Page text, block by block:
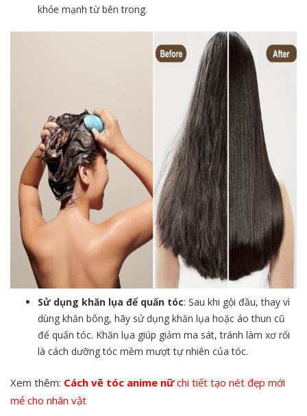
khỏe mạnh từ bên trong.
Sử dụng khăn lụa để quấn tóc: Sau khi gội đầu, thay vì
dùng khăn bông, hãy sử dụng khăn lụa hoặc áo thun cũ
để quấn tóc. Khăn lụa giúp giảm ma sát, tránh làm xơ rối
là cách dưỡng tóc mềm mượt tự nhiên của tóc.
Xem thêm: Cách vẽ tóc anime nữchi tiết tạo nét đẹp mới
mẻ cho nhân vật